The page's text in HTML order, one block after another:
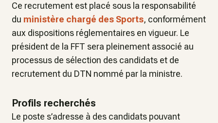
Ce recrutement est placé sous la responsabilité
du ministère chargé des Sports, conformément
aux dispositions réglementaires en vigueur. Le
président de la FFT sera pleinement associé au
processus de sélection des candidats et de
recrutement du DTN nommé par la ministre.
Profils recherchés
Le poste s’adresse à des candidats pouvant